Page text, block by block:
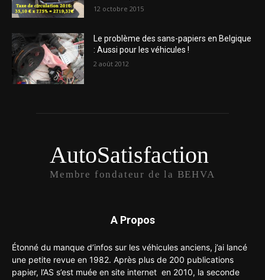
12 octobre 2015
Le problème des sans-papiers en Belgique
: Aussi pour les véhicules !
2 août 2012
AutoSatisfaction
Membre fondateur de la BEHVA
A Propos
Étonné du manque d’infos sur les véhicules anciens, j’ai lancé
une petite revue en 1982. Après plus de 200 publications
papier, l’AS s’est muée en site internet en 2010, la seconde